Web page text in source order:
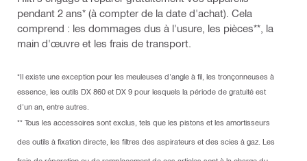
pendant 2 ans* (à compter de la date d'achat). Cela
comprend : les dommages dus à l'usure, les pièces**, la
main d'œuvre et les frais de transport.
*Il existe une exception pour les meuleuses d'angle à fil, les tronçonneuses à
essence, les outils DX 860 et DX 9 pour lesquels la période de gratuité est
d'un an, entre autres.
** Tous les accessoires sont exclus, tels que les pistons et les amortisseurs
des outils à fixation directe, les filtres des aspirateurs et des scies à gaz. Les